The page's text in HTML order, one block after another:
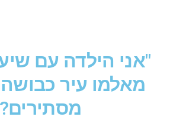
"אני הילדה עם
מאלמו עיר
מסתירים?